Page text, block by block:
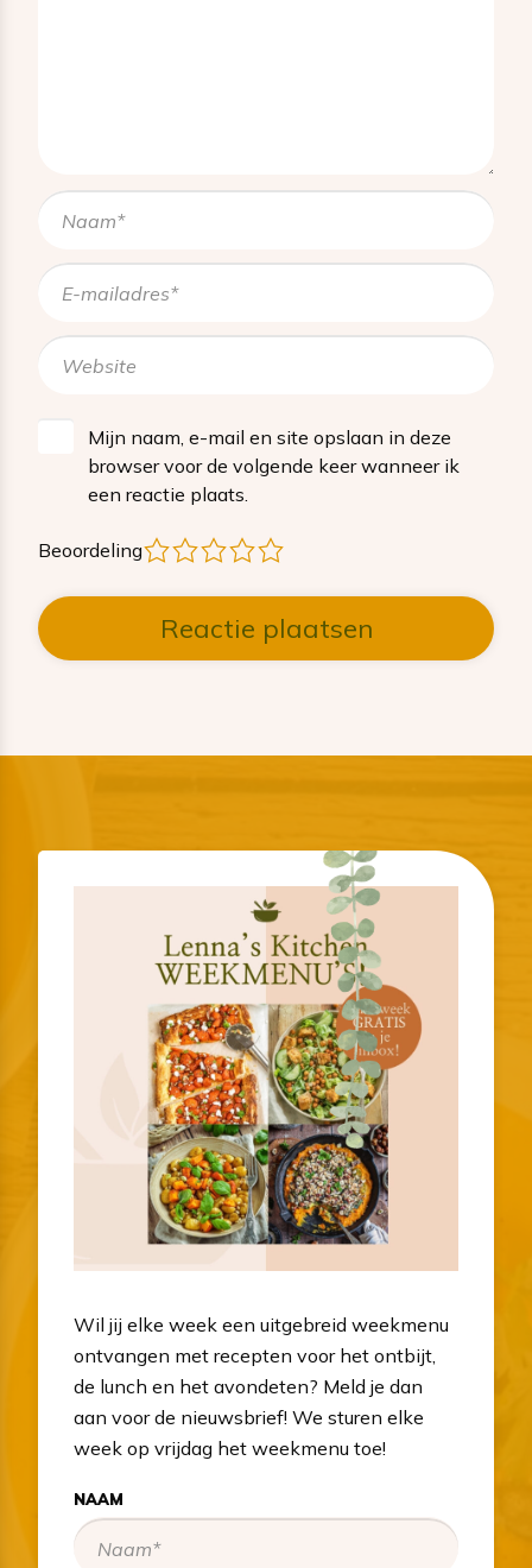
Mijn naam, e-mail en site opslaan in deze
browser voor de volgende keer wanneer ik
een reactie plaats.
Beoordeling 4
3
2
1
Wil jij elke week een uitgebreid weekmenu
ontvangen met recepten voor het ontbijt,
de lunch en het avondeten? Meld je dan
aan voor de nieuwsbrief! We sturen elke
week op vrijdag het weekmenu toe!
NAAM